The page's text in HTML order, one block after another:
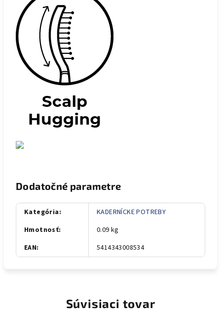
Dodatočné parametre
Kategória:
KADERNÍCKE POTREBY
Hmotnosť:
0.09 kg
EAN: 5414343008534
Súvisiaci tovar